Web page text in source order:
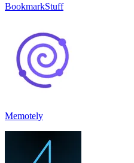
BookmarkStuff
Memotely